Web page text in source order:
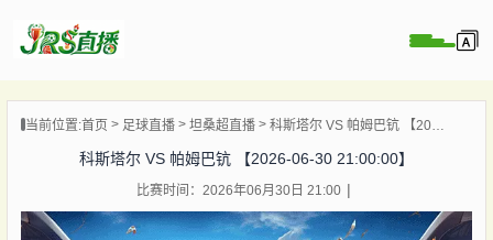
播
像
当前位置:首页 足球直播 坦桑超直播 科斯塔尔 VS 帕姆巴钪 【2026-06-30 21:00:00】
科斯塔尔 VS 帕姆巴钪 【2026-06-30 21:00:00】
比赛时间：2026年06月30日 21:00